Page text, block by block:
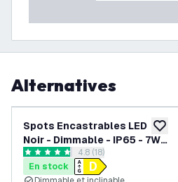
Alternatives
Spots Encastrables LED
Noir - Dimmable - IP65 - 7W -
CCT - ø90mm - 5 ans de
garantie - Convient pour la
ouvrir le tiroir des avis
4.8 étoiles de notation
4.8 (18)
En stock